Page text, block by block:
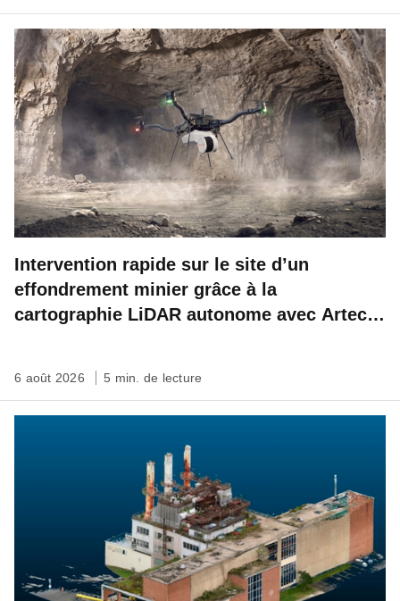
Intervention rapide sur le site d’un
effondrement minier grâce à la
cartographie LiDAR autonome avec Artec
6 août 2026 5 min. de lecture